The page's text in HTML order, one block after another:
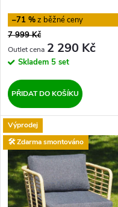
o
d
u
k
t
ů
r
o
d
u
k
t
ů
–71 %
7 999 Kč
2 290 Kč
Skladem 5 set
PŘIDAT DO KOŠÍKU
Výprodej
🛠️ Zdarma smontováno